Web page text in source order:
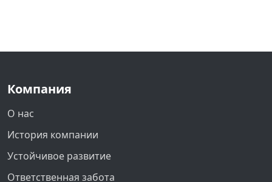
Компания
О нас
История компании
Устойчивое развитие
Ответственная забота